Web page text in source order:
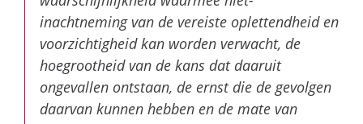
inachtneming van de vereiste oplettendheid en
voorzichtigheid kan worden verwacht, de
hoegrootheid van de kans dat daaruit
ongevallen ontstaan, de ernst die de gevolgen
daarvan kunnen hebben en de mate van